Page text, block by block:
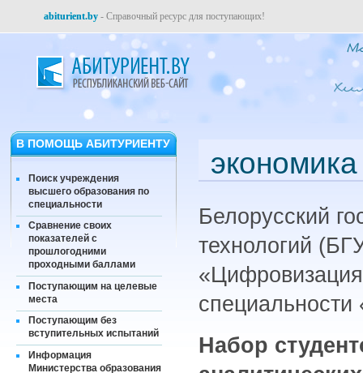
abiturient.by - Справочный ресурс для поступающих!
В ПОМОЩЬ АБИТУРИЕНТУ
Поиск учреждения
высшего образования по
специальности
Сравнение своих
показателей с
прошлогодними
проходными баллами
Поступающим на целевые
места
Поступающим без
вступительных испытаний
Информация
Министерства образования
экономика
Белорусский
технологий
«Цифровизация
специальности
Набор